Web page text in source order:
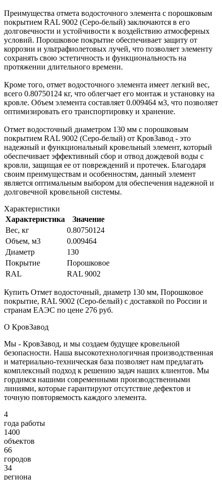
Преимущества отмета водосточного элемента с порошковым
покрытием RAL 9002 (Серо-белый) заключаются в его
долговечности и устойчивости к воздействию атмосферных
условий. Порошковое покрытие обеспечивает защиту от
коррозии и ультрафиолетовых лучей, что позволяет элементу
сохранять свою эстетичность и функциональность на
протяжении длительного времени.
Кроме того, отмет водосточного элемента имеет легкий вес,
всего 0.80750124 кг, что облегчает его монтаж и установку на
кровле. Объем элемента составляет 0.009464 м3, что позволяет
оптимизировать его транспортировку и хранение.
Отмет водосточный диаметром 130 мм с порошковым
покрытием RAL 9002 (Серо-белый) от КровЗавод - это
надежный и функциональный кровельный элемент, который
обеспечивает эффективный сбор и отвод дождевой воды с
кровли, защищая ее от повреждений и протечек. Благодаря
своим преимуществам и особенностям, данный элемент
является оптимальным выбором для обеспечения надежной и
долговечной кровельной системы.
Характеристики
Характеристика
Значение
Вес, кг
0.80750124
Объем, м3
0.009464
Диаметр
130
Покрытие
Порошковое
RAL
RAL 9002
Купить Отмет водосточный, диаметр 130 мм, Порошковое
покрытие, RAL 9002 (Серо-белый) с доставкой по России и
странам ЕАЭС по цене 276 руб.
О КровЗавод
Мы - КровЗавод, и мы создаем будущее кровельной
безопасности. Наша высокотехнологичная производственная
и материально-техническая база позволяет нам предлагать
комплексный подход к решению задач наших клиентов. Мы
гордимся нашими современными производственными
линиями, которые гарантируют отсутствие дефектов и
точную повторяемость каждого элемента.
4
года работы
1400
объектов
66
городов
34
региона